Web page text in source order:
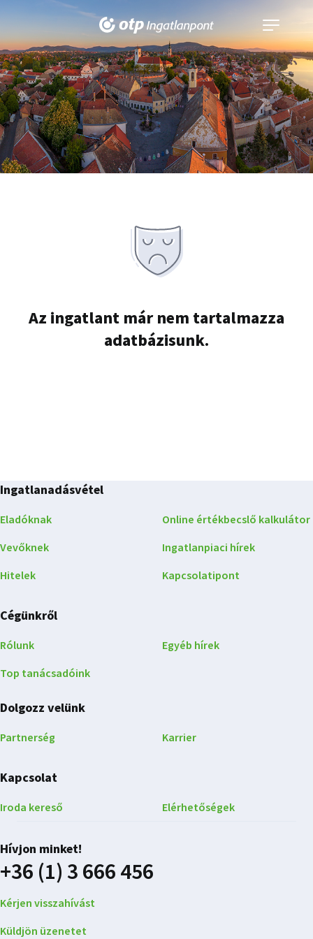
Navigáció
kinyitása
Az ingatlant már nem tartalmazza
adatbázisunk.
Ingatlanadásvétel
Eladóknak
Vevőknek
Hitelek
Online értékbecslő kalkulátor
Ingatlanpiaci hírek
Kapcsolatipont
Cégünkről
Rólunk
Top tanácsadóink
Egyéb hírek
Dolgozz velünk
Partnerség Karrier
Kapcsolat
Iroda kereső Elérhetőségek
Hívjon minket!
+36 (1) 3 666 456
Kérjen visszahívást
Küldjön üzenetet